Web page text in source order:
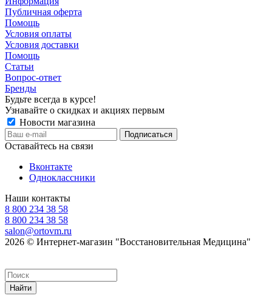
Публичная оферта
Помощь
Условия оплаты
Условия доставки
Помощь
Статьи
Вопрос-ответ
Бренды
Будьте всегда в курсе!
Узнавайте о скидках и акциях первым
Новости магазина
Оставайтесь на связи
Вконтакте
Одноклассники
Наши контакты
8 800 234 38 58
8 800 234 38 58
salon@ortovm.ru
2026 © Интернет-магазин "Восстановительная Медицина"
Найти